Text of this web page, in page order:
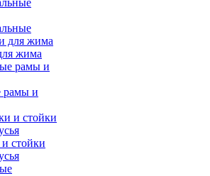
жима
рамы и
стойки